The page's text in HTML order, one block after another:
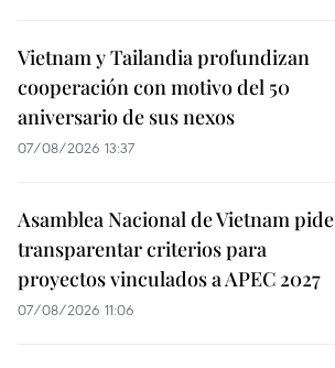
Vietnam y Tailandia profundizan
cooperación con motivo del 50
aniversario de sus nexos
07/08/2026 13:37
Asamblea Nacional de Vietnam pide
transparentar criterios para
proyectos vinculados a APEC 2027
07/08/2026 11:06